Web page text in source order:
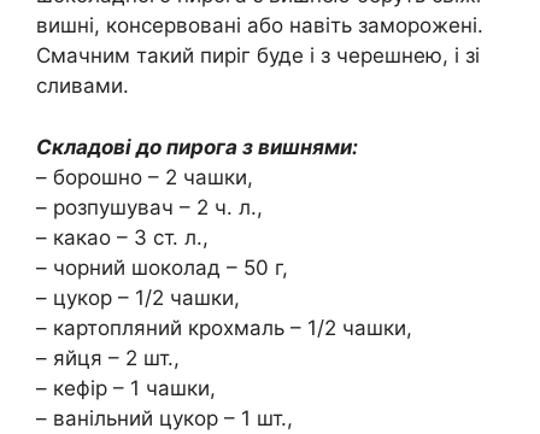
вишні, консервовані або навіть заморожені.
Смачним такий пиріг буде і з черешнею, і зі
сливами.
Складові до пирога з вишнями:
– борошно – 2 чашки,
– розпушувач – 2 ч. л.,
– какао – 3 ст. л.,
– чорний шоколад – 50 г,
– цукор – 1/2 чашки,
– картопляний крохмаль – 1/2 чашки,
– яйця – 2 шт.,
– кефір – 1 чашки,
– ванільний цукор – 1 шт.,